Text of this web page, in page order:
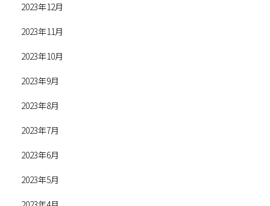
2023年12月
2023年11月
2023年10月
2023年9月
2023年8月
2023年7月
2023年6月
2023年5月